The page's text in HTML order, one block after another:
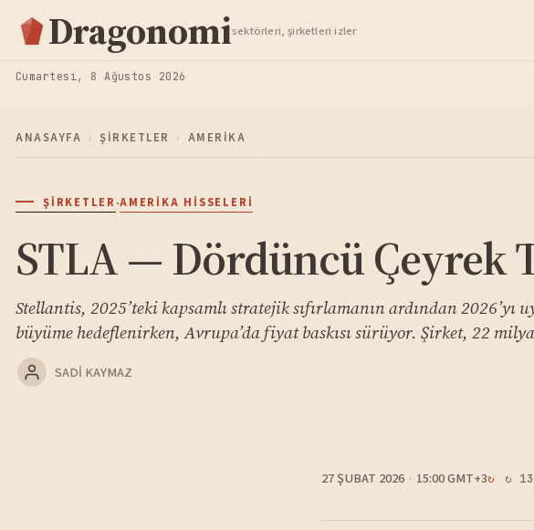
Dragonomisektörleri, şirketleri izler
Cumartesi, 8 Ağustos 2026
ANASAYFA › ŞIRKETLER › AMERIKA
ŞIRKETLER·AMERIKA HISSELERI
STLA — Dördüncü Çeyrek
Stellantis, 2025’teki kapsamlı stratejik sıfırlamanın ardından
büyüme hedeflenirken, Avrupa’da fiyat baskısı sürüyor. Şirket, 22
SADI KAYMAZ
27 ŞUBAT 2026 15:00 GMT+3 ↻